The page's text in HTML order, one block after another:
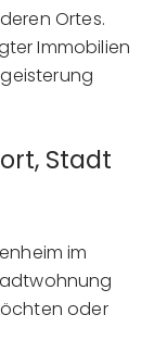
Ortes.
Immobilien
Stadt
im
oder